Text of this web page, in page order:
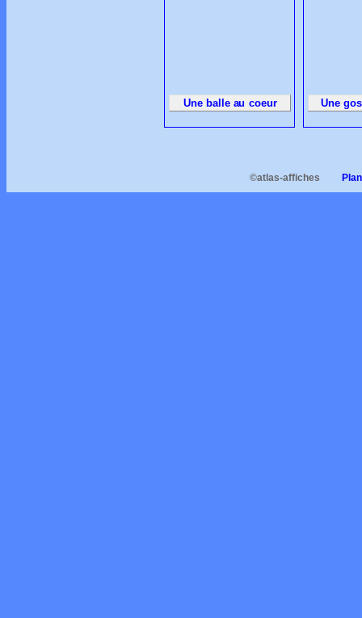
Une balle au coeur Une
©atlas-affiches Plan